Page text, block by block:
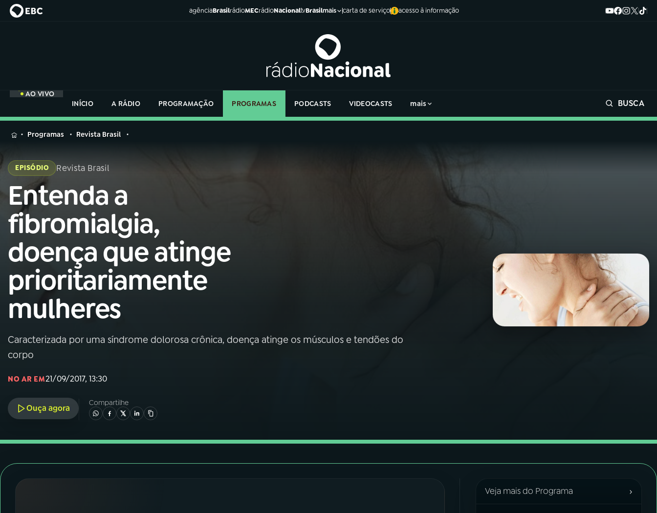
agênciaBrasilrádioMECrádioNacionaltvBrasilmais carta de serviço acesso à informação
AO VIVO
INÍCIO
A RÁDIO PROGRAMAÇÃO PROGRAMAS PODCASTS VIDEOCASTS mais BUSCA
MENU
Buscar
na
Rádio
Nacional
AO VIVO
01 INÍCIO
02 A RÁDIO
03 PROGRAMAÇÃO
04PROGRAMAS
05 PODCASTS
06VIDEOCASTS
07ÚLTIMAS
na
Rádio
Nacional
Programas Revista Brasil
EPISÓDIO Revista Brasil
Entenda a
fibromialgia,
doença que atinge
prioritariamente
mulheres
Caracterizada por uma síndrome dolorosa crônica, doença atinge os músculos e tendões do
corpo
NO AR EM21/09/2017, 13:30
Ouça agora
Compartilhe
Veja mais do Programa ›